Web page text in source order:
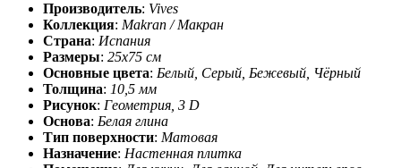
Производитель: Vives
Коллекция: Makran / Макран
Страна: Испания
Размеры: 25x75 см
Основные цвета: Белый, Серый, Бежевый, Чёрный
Толщина: 10,5 мм
Рисунок: Геометрия, 3 D
Основа: Белая глина
Тип поверхности: Матовая
Назначение: Настенная плитка